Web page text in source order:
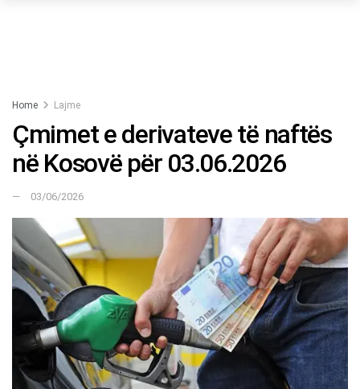
Home Lajme
Çmimet e derivateve të naftës
në Kosovë për 03.06.2026
03/06/2026